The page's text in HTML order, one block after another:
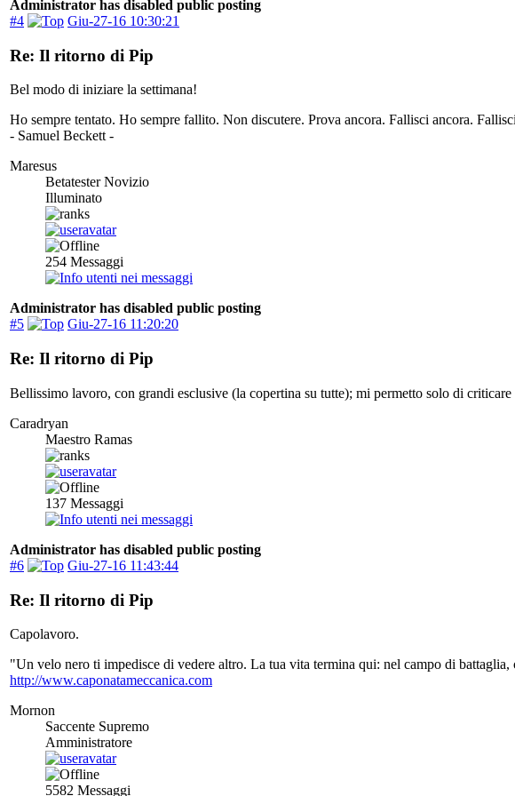
Administrator has disabled public posting
#4
Giu-27-16 10:30:21
Re: Il ritorno di Pip
Bel modo di iniziare la settimana!
Ho sempre tentato. Ho sempre fallito. Non discutere. Prova ancora. Fallisci ancora.
- Samuel Beckett -
Maresus
Betatester Novizio
Illuminato
254 Messaggi
Administrator has disabled public posting
#5
Giu-27-16 11:20:20
Re: Il ritorno di Pip
Bellissimo lavoro, con grandi esclusive (la copertina su tutte); mi permetto solo di
Caradryan
Maestro Ramas
137 Messaggi
Administrator has disabled public posting
#6
Giu-27-16 11:43:44
Re: Il ritorno di Pip
Capolavoro.
"Un velo nero ti impedisce di vedere altro. La tua vita termina qui: nel campo di
http://www.caponatameccanica.com
Mornon
Saccente Supremo
Amministratore
5582 Messaggi